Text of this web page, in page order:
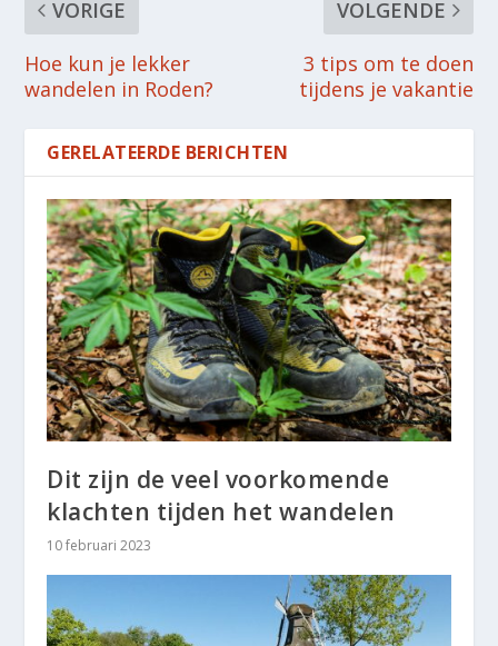
VORIGE
Hoe kun je lekker
wandelen in Roden?
VOLGENDE
3 tips om te doen
tijdens je vakantie
GERELATEERDE BERICHTEN
Dit zijn de veel voorkomende
klachten tijden het wandelen
10 februari 2023